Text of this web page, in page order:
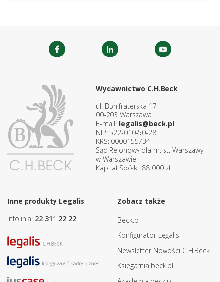
Wydawnictwo C.H.Beck
ul. Bonifraterska 17
00-203 Warszawa
E-mail: legalis@beck.pl
NIP: 522-010-50-28,
KRS: 0000155734
Sąd Rejonowy dla m. st. Warszawy
w Warszawie
Kapitał Spółki: 88 000 zł
Inne produkty Legalis
Infolinia: 22 311 22 22
Zobacz także
Beck.pl
Konfigurator Legalis
Newsletter Nowości C.H.Beck
Ksiegarnia.beck.pl